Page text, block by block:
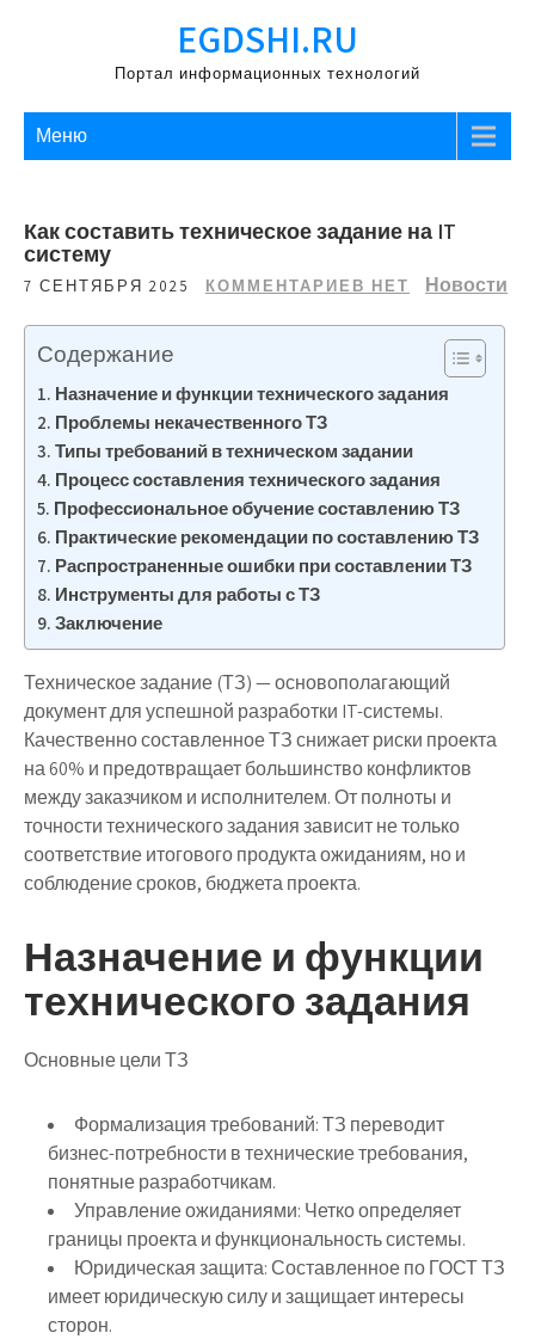
содержимому
EGDSHI.RU
Портал информационных технологий
Меню
Как составить техническое задание на IT
систему
7 СЕНТЯБРЯ 2025 КОММЕНТАРИЕВ НЕТ Новости
Содержание
Назначение и функции технического задания
Проблемы некачественного ТЗ
Типы требований в техническом задании
Процесс составления технического задания
Профессиональное обучение составлению ТЗ
Практические рекомендации по составлению ТЗ
Распространенные ошибки при составлении ТЗ
Инструменты для работы с ТЗ
Заключение
Техническое задание (ТЗ) — основополагающий
документ для успешной разработки IT-системы.
Качественно составленное ТЗ снижает риски проекта
на 60% и предотвращает большинство конфликтов
между заказчиком и исполнителем. От полноты и
точности технического задания зависит не только
соответствие итогового продукта ожиданиям, но и
соблюдение сроков, бюджета проекта.
Назначение и функции
технического задания
Основные цели ТЗ
Формализация требований: ТЗ переводит
бизнес-потребности в технические требования,
понятные разработчикам.
Управление ожиданиями: Четко определяет
границы проекта и функциональность системы.
Юридическая защита: Составленное по ГОСТ ТЗ
имеет юридическую силу и защищает интересы
сторон.